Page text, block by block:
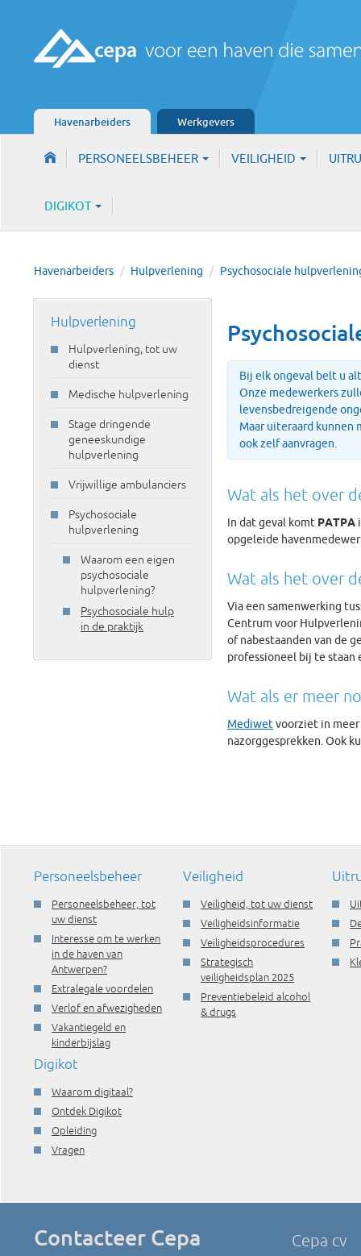
Havenarbeiders Werkgevers
PERSONEELSBEHEER VEILIGHEID
DIGIKOT
Havenarbeiders / Hulpverlening / Psychosociale
Hulpverlening
Hulpverlening, tot uw
dienst
Medische hulpverlening
Stage dringende
geneeskundige
hulpverlening
Vrijwillige ambulanciers
Psychosociale
hulpverlening
Waarom een eigen
psychosociale
hulpverlening?
Psychosociale hulp
in de praktijk
Bij elk ongeval belt u
Onze medewerkers
levensbedreigende
Maar uiteraard kunnen
ook zelf aanvragen.
Wat als het over
In dat geval komt PATPA
opgeleide
Wat als het over
Via een samenwerking
Centrum voor
of nabestaanden van de
professioneel bij te staan
Wat als er meer
Mediwet voorziet in
nazorggesprekken. Ook
Personeelsbeheer
Personeelsbeheer, tot
uw dienst
Interesse om te werken
in de haven van
Antwerpen?
Extralegale voordelen
Verlof en afwezigheden
Vakantiegeld en
kinderbijslag
Veiligheid
Veiligheid, tot uw dienst
Veiligheidsinformatie
Veiligheidsprocedures
Strategisch
veiligheidsplan 2025
Preventiebeleid alcohol
& drugs
Digikot
Waarom digitaal?
Ontdek Digikot
Opleiding
Vragen
Contacteer Cepa Cepa cv